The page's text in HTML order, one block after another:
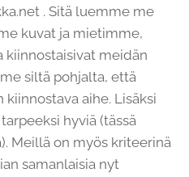
. Sitä luemme me
kuvat ja mietimme,
kiinnostaisivat meidän
siltä pohjalta, että
kiinnostava aihe. Lisäksi
hyviä (tässä
Meillä on myös kriteerinä
samanlaisia nyt